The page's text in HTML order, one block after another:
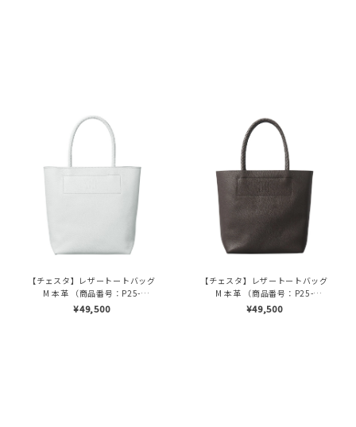
【チェスタ】レザートートバッグ
M 本革 （商品番号：P25-
30008）
¥49,500
【チェスタ】レザートートバッグ
M 本革 （商品番号：P25-
30008）
¥49,500